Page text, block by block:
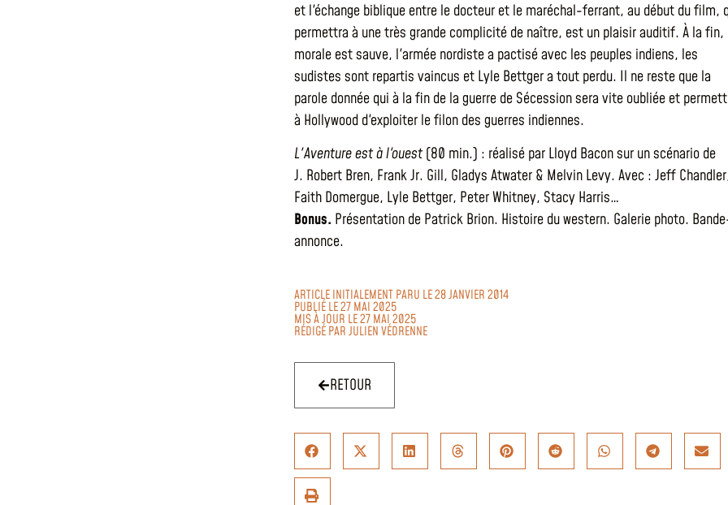
et l'échange biblique entre le docteur et le maréchal-ferrant, au début du film,
permettra à une très grande complicité de naître, est un plaisir auditif. À la fin,
morale est sauve, l'armée nordiste a pactisé avec les peuples indiens, les
sudistes sont repartis vaincus et Lyle Bettger a tout perdu. Il ne reste que la
parole donnée qui à la fin de la guerre de Sécession sera vite oubliée et
à Hollywood d'exploiter le filon des guerres indiennes.
L'Aventure est à l'ouest(80 min.) : réalisé par Lloyd Bacon sur un scénario de
J. Robert Bren, Frank Jr. Gill, Gladys Atwater & Melvin Levy. Avec : Jeff
Faith Domergue, Lyle Bettger, Peter Whitney, Stacy Harris…
Bonus. Présentation de Patrick Brion. Histoire du western. Galerie photo.
annonce.
ARTICLE INITIALEMENT PARU LE 28 JANVIER 2014
PUBLIÉ LE 27 MAI 2025
MIS À JOUR LE 27 MAI 2025
RÉDIGÉ PARJULIEN VÉDRENNE
RETOUR